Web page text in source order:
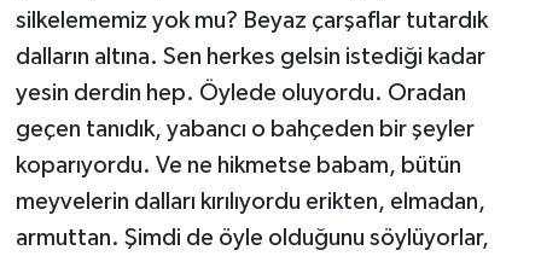
silkelememiz yok mu? Beyaz çarşaflar tutardık
dalların altına. Sen herkes gelsin istediği kadar
yesin derdin hep. Öylede oluyordu. Oradan
geçen tanıdık, yabancı o bahçeden bir şeyler
koparıyordu. Ve ne hikmetse babam, bütün
meyvelerin dalları kırılıyordu erikten, elmadan,
armuttan. Şimdi de öyle olduğunu söylüyorlar,